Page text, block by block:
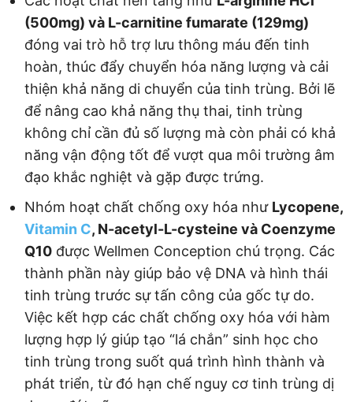
(500mg) và L-carnitine fumarate (129mg)
đóng vai trò hỗ trợ lưu thông máu đến tinh
hoàn, thúc đẩy chuyển hóa năng lượng và cải
thiện khả năng di chuyển của tinh trùng. Bởi lẽ
để nâng cao khả năng thụ thai, tinh trùng
không chỉ cần đủ số lượng mà còn phải có khả
năng vận động tốt để vượt qua môi trường âm
đạo khắc nghiệt và gặp được trứng.
Nhóm hoạt chất chống oxy hóa như Lycopene,
Vitamin C, N-acetyl-L-cysteine và Coenzyme
Q10 được Wellmen Conception chú trọng. Các
thành phần này giúp bảo vệ DNA và hình thái
tinh trùng trước sự tấn công của gốc tự do.
Việc kết hợp các chất chống oxy hóa với hàm
lượng hợp lý giúp tạo “lá chắn” sinh học cho
tinh trùng trong suốt quá trình hình thành và
phát triển, từ đó hạn chế nguy cơ tinh trùng dị